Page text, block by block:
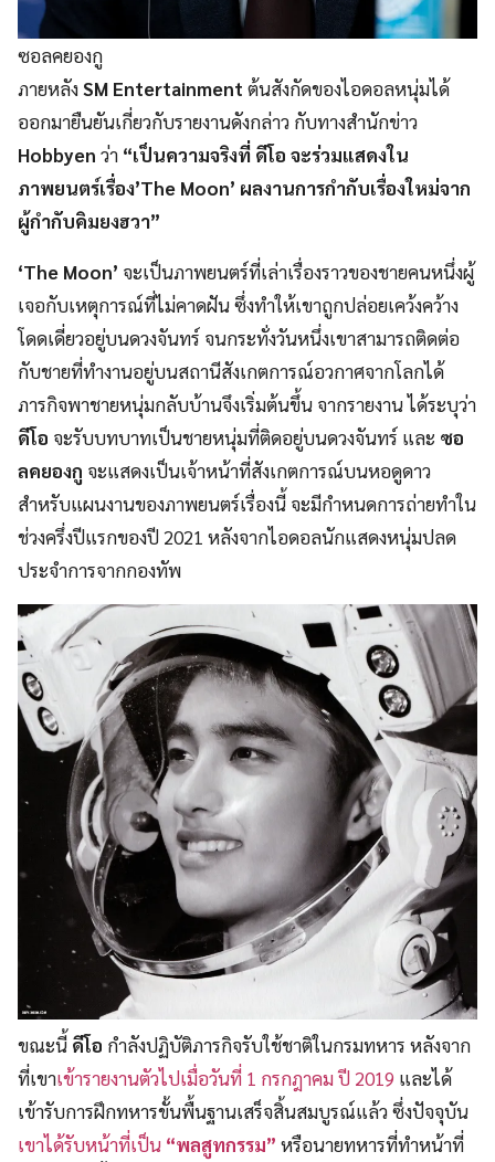
ซอลคยองกู
ภายหลังSM Entertainment ต้นสังกัดของไอดอลหนุ่มได้
ออกมายืนยันเกี่ยวกับรายงานดังกล่าว กับทางสำนักข่าว
Hobbyen ว่า “เป็นความจริงที่ ดีโอ จะร่วมแสดงใน
ภาพยนตร์เรื่อง’The Moon’ ผลงานการกำกับเรื่องใหม่จาก
ผู้กำกับคิมยงฮวา”
‘The Moon’ จะเป็นภาพยนตร์ที่เล่าเรื่องราวของชายคนหนึ่งผู้
เจอกับเหตุการณ์ที่ไม่คาดฝัน ซึ่งทำให้เขาถูกปล่อยเคว้งคว้าง
โดดเดี่ยวอยู่บนดวงจันทร์ จนกระทั่งวันหนึ่งเขาสามารถติดต่อ
กับชายที่ทำงานอยู่บนสถานีสังเกตการณ์อวกาศจากโลกได้
ภารกิจพาชายหนุ่มกลับบ้านจึงเริ่มต้นขึ้น จากรายงาน ได้ระบุว่า
ดีโอ จะรับบทบาทเป็นชายหนุ่มที่ติดอยู่บนดวงจันทร์ และ ซอ
ลคยองกู จะแสดงเป็นเจ้าหน้าที่สังเกตการณ์บนหอดูดาว
สำหรับแผนงานของภาพยนตร์เรื่องนี้ จะมีกำหนดการถ่ายทำใน
ช่วงครึ่งปีแรกของปี 2021 หลังจากไอดอลนักแสดงหนุ่มปลด
ประจำการจากกองทัพ
ขณะนี้ ดี​โอ กำลังปฏิบัติภารกิจรับใช้ชาติในกรมทหาร หลังจาก
ที่เขาเข้ารายงานตัวไปเมื่อวันที่ 1 กรกฎาคม ปี 2019 และได้
เข้ารับการฝึกทหารขั้นพื้นฐานเสร็จสิ้นสมบูรณ์แล้ว ซึ่งปัจจุบัน
เขาได้รับหน้าที่เป็น “พลสูทกรรม” หรือนายทหารที่ทำหน้าที่